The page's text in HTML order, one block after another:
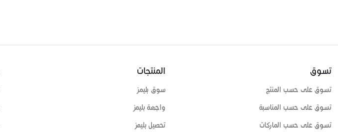
تسوق
تسوق على حسب المنتج
تسوق على حسب المناسبة
تسوق على حسب الماركات
المنتجات
سوق بليمز
واجهة بليمز
تحصيل بليمز